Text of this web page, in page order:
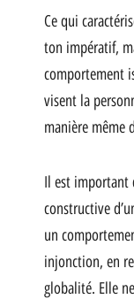
Ce qui
ton impératif,
comportement
visent la
manière même
Il est important
constructive
un
injonction, en
globalité. Elle